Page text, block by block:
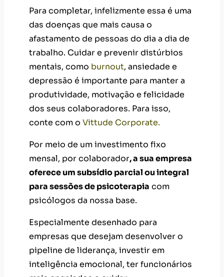
Para completar, infelizmente essa é uma
das doenças que mais causa o
afastamento de pessoas do dia a dia de
trabalho. Cuidar e prevenir distúrbios
mentais, como burnout, ansiedade e
depressão é importante para manter a
produtividade, motivação e felicidade
dos seus colaboradores. Para isso,
conte com o Vittude Corporate.
Por meio de um​ investimento fixo
mensal, por colaborador, a sua empresa
oferece um subsídio parcial ou integral
para sessões de psicoterapia com
psicólogos da nossa base.
Especialmente desenhado para
empresas que desejam desenvolver o
pipeline de liderança, investir em
inteligência emocional, ter funcionários